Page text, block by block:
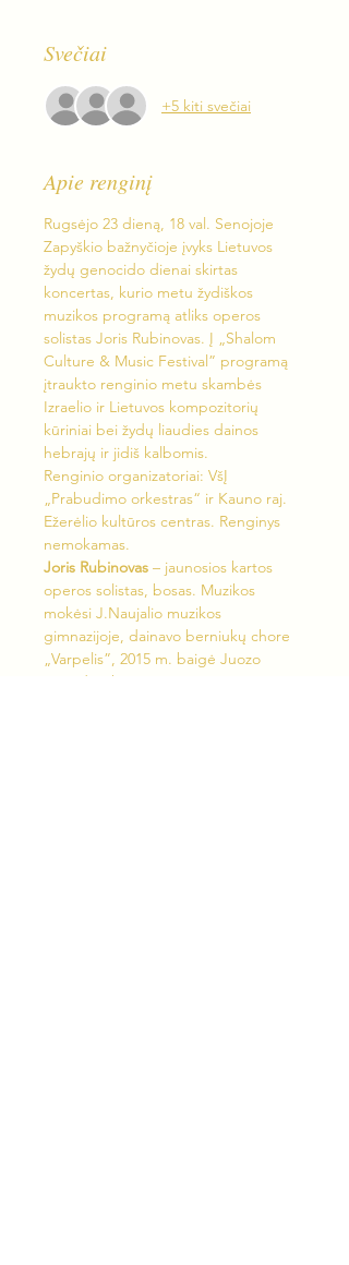
Svečiai
+5 kiti svečiai
Apie renginį
Rugsėjo 23 dieną, 18 val. Senojoje
Zapyškio bažnyčioje įvyks Lietuvos
žydų genocido dienai skirtas
koncertas, kurio metu žydiškos
muzikos programą atliks operos
solistas Joris Rubinovas. Į „Shalom
Culture & Music Festival” programą
įtraukto renginio metu skambės
Izraelio ir Lietuvos kompozitorių
kūriniai bei žydų liaudies dainos
hebrajų ir jidiš kalbomis.
Renginio organizatoriai: VšĮ
„Prabudimo orkestras“ ir Kauno raj.
Ežerėlio kultūros centras. Renginys
nemokamas.
Joris Rubinovas – jaunosios kartos
operos solistas, bosas. Muzikos
mokėsi J.Naujalio muzikos
gimnazijoje, dainavo berniukų chore
„Varpelis”, 2015 m. baigė Juozo
Gruodžio konservatoriją (B.